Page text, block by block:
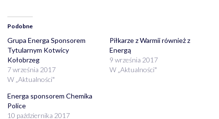
Podobne
Grupa Energa Sponsorem
Tytularnym Kotwicy
Kołobrzeg
7 września 2017
W „Aktualności"
Piłkarze z Warmii również z
Energą
9 września 2017
W „Aktualności"
Energa sponsorem Chemika
Police
10 października 2017